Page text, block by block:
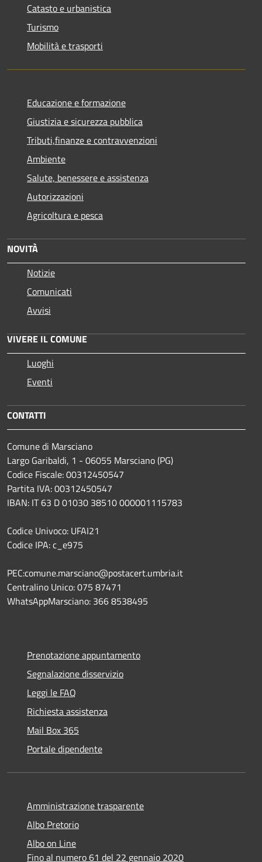
Catasto e urbanistica
Turismo
Mobilità e trasporti
Educazione e formazione
Giustizia e sicurezza pubblica
Tributi,finanze e contravvenzioni
Ambiente
Salute, benessere e assistenza
Autorizzazioni
Agricoltura e pesca
NOVITÀ
Notizie
Comunicati
Avvisi
VIVERE IL COMUNE
Luoghi
Eventi
CONTATTI
Comune di Marsciano
Largo Garibaldi, 1 - 06055 Marsciano (PG)
Codice Fiscale: 00312450547
Partita IVA: 00312450547
IBAN: IT 63 D 01030 38510 000001115783
Codice Univoco: UFAI21
Codice IPA: c_e975
PEC:comune.marsciano@postacert.umbria.it
Centralino Unico: 075 87471
WhatsAppMarsciano: 366 8538495
Prenotazione appuntamento
Segnalazione disservizio
Leggi le FAQ
Richiesta assistenza
Mail Box 365
Portale dipendente
Amministrazione trasparente
Albo Pretorio
Albo on Line
Fino al numero 61 del 22 gennaio 2020